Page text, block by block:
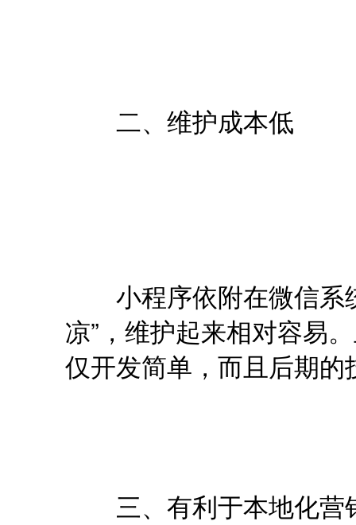
二、维护成本低
小程序依附在微信系
凉”，维护起来相对容易
仅开发简单，而且后期
三、有利于本地化营